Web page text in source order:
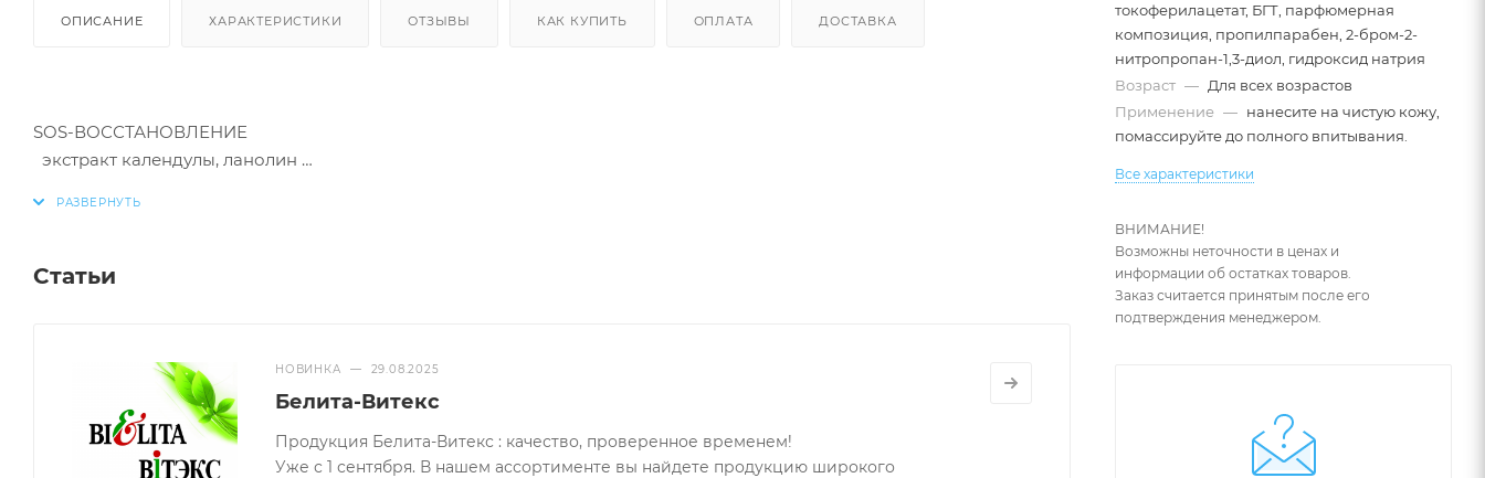
ОПИСАНИЕ ХАРАКТЕРИСТИКИ ОТЗЫВЫ КАК КУПИТЬ ОПЛАТА ДОСТАВКА
SOS-ВОССТАНОВЛЕНИЕ
экстракт календулы, ланолин
- микротрещинки, шелушение и раздражение
- потеря гладкости и мягкости
Статьи
НОВИНКА — 29.08.2025
Белита-Витекс
Продукция Белита-Витекс : качество, проверенное временем!
Уже с 1 сентября. В нашем ассортименте вы найдете продукцию широкого
токоферилацетат, БГТ, парфюмерная
композиция, пропилпарабен, 2-бром-2-
нитропропан-1,3-диол, гидроксид натрия
Возраст — Для всех возрастов
Применение — нанесите на чистую кожу,
помассируйте до полного впитывания.
Все характеристики
ВНИМАНИЕ!
Возможны неточности в ценах и
информации об остатках товаров.
Заказ считается принятым после его
подтверждения менеджером.